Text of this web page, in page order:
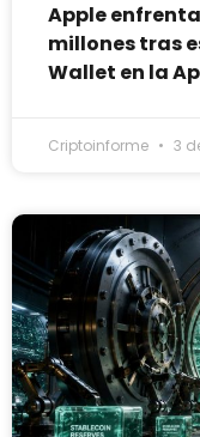
Apple
millones tras
Wallet en la
Criptoinforme 3